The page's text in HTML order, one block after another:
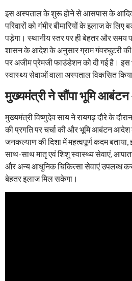
इस अस्पताल के शुरू होने से आसपास के
परिवारों को गंभीर बीमारियों के इलाज के लिए
पड़ेगा। स्थानीय स्तर पर ही बेहतर और समय
शासन के आदेश के अनुसार ग्राम गंवरघुटरी की
पर अजीम प्रेमजी फाउंडेशन को दी गई है। इस
स्वास्थ्य सेवाओं वाला अस्पताल विकसित
मुख्यमंत्री ने सौंपा भूमि
मुख्यमंत्री विष्णुदेव साय ने रायगढ़ दौरे के
की प्रगति पर चर्चा की और भूमि आबंटन आदेश
जनकल्याण की दिशा में महत्वपूर्ण कदम
साथ-साथ मातृ एवं शिशु स्वास्थ्य सेवाएं,
और अन्य आधुनिक चिकित्सा सेवाएं उपलब्ध
बेहतर इलाज मिल सकेगा।